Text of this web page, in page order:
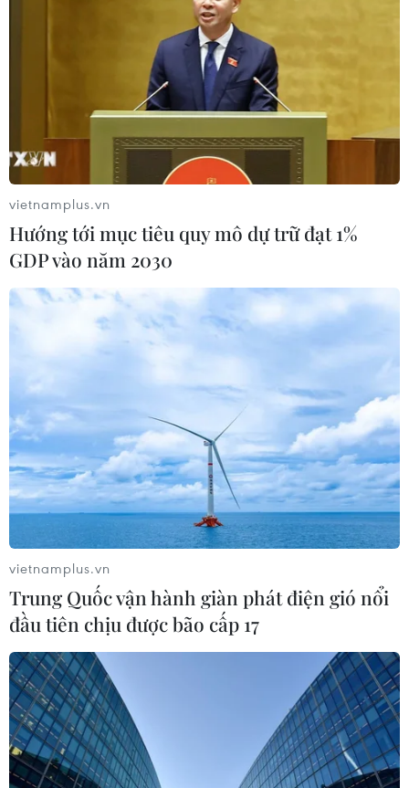
vietnamplus.vn
Hướng tới mục tiêu quy mô dự trữ đạt 1%
GDP vào năm 2030
vietnamplus.vn
Trung Quốc vận hành giàn phát điện gió nổi
đầu tiên chịu được bão cấp 17